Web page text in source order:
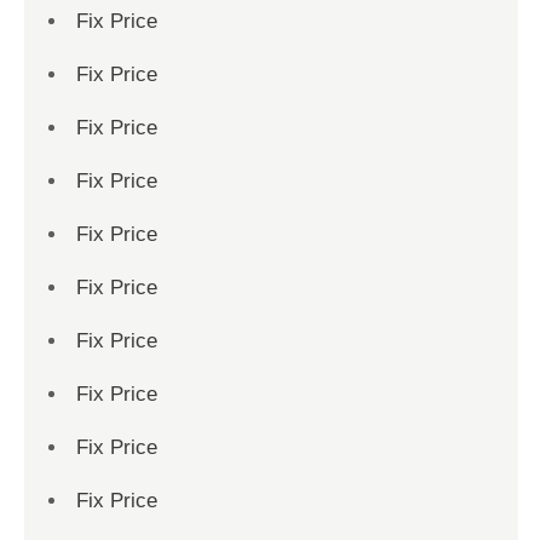
Fix Price
Fix Price
Fix Price
Fix Price
Fix Price
Fix Price
Fix Price
Fix Price
Fix Price
Fix Price